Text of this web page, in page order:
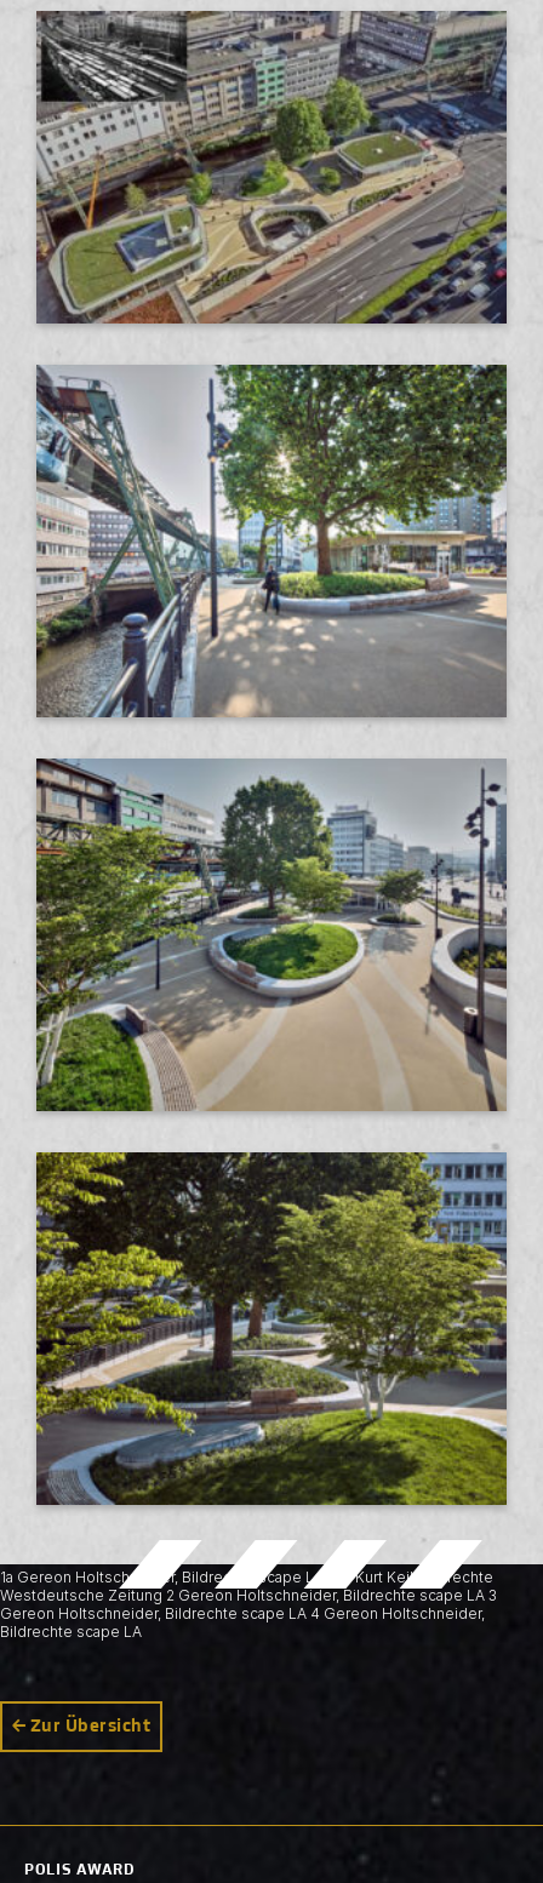
1a Gereon Holtschneider, Bildrechte scape LA / 1b Kurt Keil, Bildrechte
Westdeutsche Zeitung 2 Gereon Holtschneider, Bildrechte scape LA 3
Gereon Holtschneider, Bildrechte scape LA 4 Gereon Holtschneider,
Bildrechte scape LA
Zur Übersicht
POLIS AWARD